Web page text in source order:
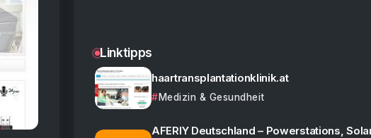
Linktipps
haartransplantationklinik.at
Medizin & Gesundheit
AFERIY Deutschland – Powerstations,